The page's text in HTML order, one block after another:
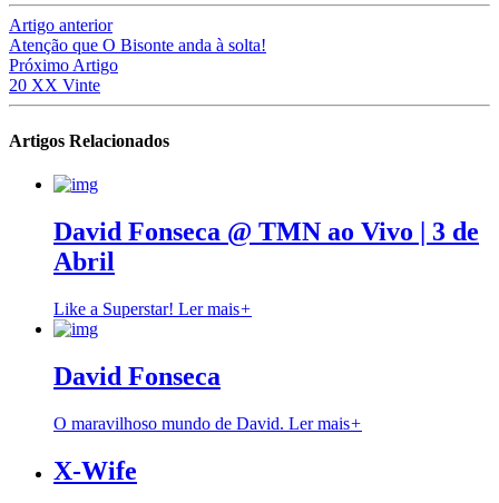
Artigo anterior
Atenção que O Bisonte anda à solta!
Próximo Artigo
20 XX Vinte
Artigos Relacionados
David Fonseca @ TMN ao Vivo | 3 de
Abril
Like a Superstar! Ler mais+
David Fonseca
O maravilhoso mundo de David. Ler mais+
X-Wife